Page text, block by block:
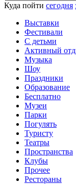
Куда пойти сегодня
Выставки
Фестивали
С детьми
Активный
Музыка
Шоу
Праздники
Образование
Бесплатно
Музеи
Парки
Погулять
Туристу
Театры
Пространства
Клубы
Прочее
Рестораны